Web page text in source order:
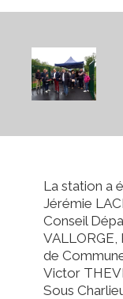
La station a
Jérémie
Conseil
de
Victor
Sous